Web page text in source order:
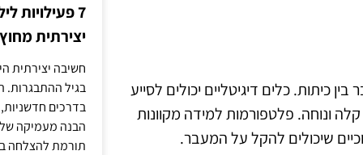
כיתות. כלים דיגיטליים יכולים לסייע
ונוחה. פלטפורמות למידה מקוונות
שיכולים להקל על המעבר.
7 פעילויות
יצירתית
חשיבה יצירתית
בגיל ההתבגרות.
בדרכים חדשניות,
הבנה מעמיקה
תורמת להצלחה